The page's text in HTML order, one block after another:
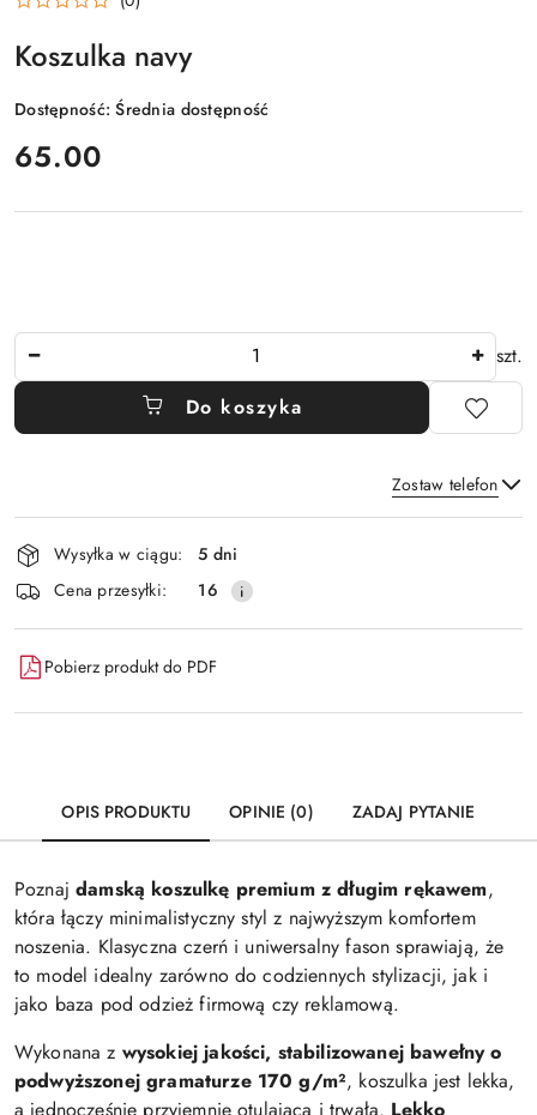
Koszulka navy
Dostępność:Średnia dostępność
cena:
65.00
szt.
Do koszyka
Zostaw telefon
Wyślij
Dostępność
i
dostawa
Wysyłka w ciągu:
5 dni
Cena przesyłki:
16
Pobierz produkt do PDF
OPIS PRODUKTU OPINIE (0) ZADAJ PYTANIE
Poznajdamską koszulkę premium z długim rękawem,
która łączy minimalistyczny styl z najwyższym komfortem
noszenia. Klasyczna czerń i uniwersalny fason sprawiają, że
to model idealny zarówno do codziennych stylizacji, jak i
jako baza pod odzież firmową czy reklamową.
Wykonana z wysokiej jakości, stabilizowanej bawełny o
podwyższonej gramaturze 170 g/m², koszulka jest lekka,
a jednocześnie przyjemnie otulająca i trwała. Lekko